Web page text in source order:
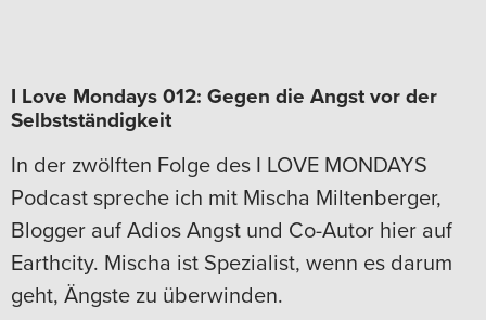
I Love Mondays 012: Gegen die Angst vor der
Selbstständigkeit
In der zwölften Folge des I LOVE MONDAYS
Podcast spreche ich mit Mischa Miltenberger,
Blogger auf Adios Angst und Co-Autor hier auf
Earthcity. Mischa ist Spezialist, wenn es darum
geht, Ängste zu überwinden.